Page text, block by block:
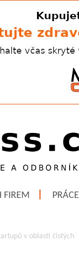
FIREM PRÁCE
v oblasti čistých